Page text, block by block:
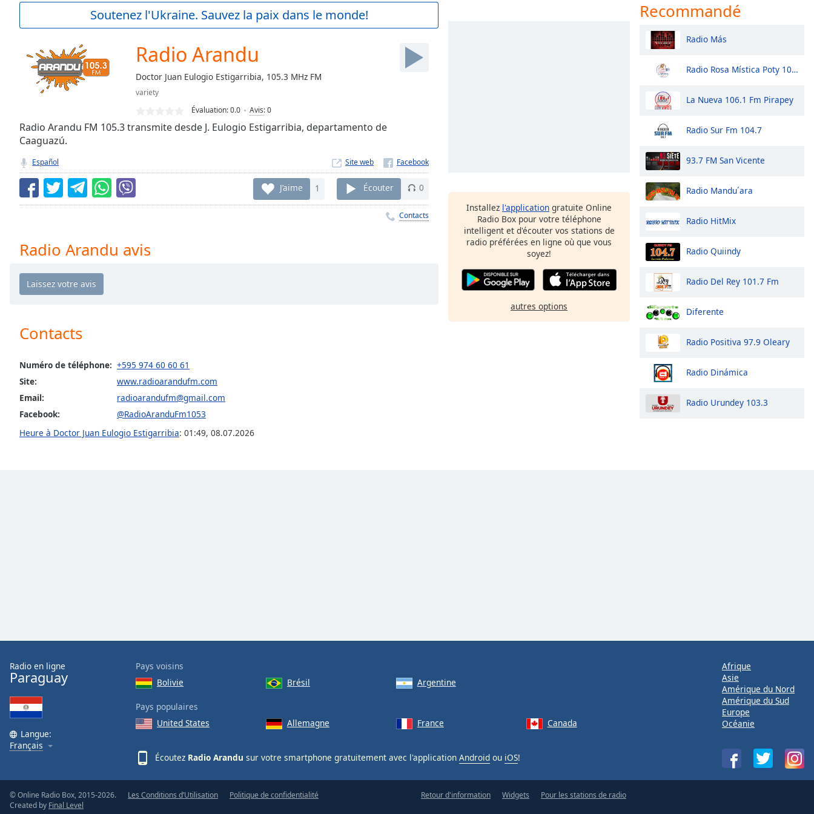
Current
Loaded:
Seek to
currently
LIVE
Remaining
Rate
Chapters
Chapters
selected
Subtitles
subtitles
settings,
is
modal
window.
Beginning
dialog
window.
and
Soutenez l'Ukraine. Sauvez la paix dans le monde!
Radio Arandu
Doctor Juan Eulogio Estigarribia, 105.3 MHz FM
variety
Évaluation:0.0 Avis:0
Radio Arandu FM 105.3 transmite desde J. Eulogio Estigarribia, departamento de
Caaguazú.
Español Site web
J’aime 1 Écouter 0
Contacts
Radio Arandu avis
Contacts
Numéro de téléphone: +595 974 60 60 61
Site:
www.radioarandufm.com
Email:
radioarandufm@gmail.com
Facebook:
@RadioAranduFm1053
Heure à Doctor Juan Eulogio Estigarribia: 01:49, 08.07.2026
Installez l'application gratuite Online
Radio Box pour votre téléphone
intelligent et d'écouter vos stations de
radio préférées en ligne où que vous
soyez!
autres options
Recommandé
Radio Más
Radio Rosa Mística Poty 101.7
La Nueva 106.1 Fm Pirapey
Radio Sur Fm 104.7
93.7 FM San Vicente
Radio Mandu´ara
Radio HitMix
Radio Quiindy
Radio Del Rey 101.7 Fm
Diferente
Radio Positiva 97.9 Oleary
Radio Dinámica
Radio Urundey 103.3
Radio en ligne
Paraguay
Langue:
Français
Pays voisins
Bolivie
Brésil Argentine
Pays populaires
United States
Allemagne France Canada
Écoutez Radio Arandu sur votre smartphone gratuitement avec l'application Android ou iOS!
Afrique
Asie
Amérique du Nord
Amérique du Sud
Europe
Océanie
© Online Radio Box, 2015-2026.
Created by Final Level
Les Conditions d’Utilisation Politique de confidentialité Retour d'information Widgets Pour les stations de radio